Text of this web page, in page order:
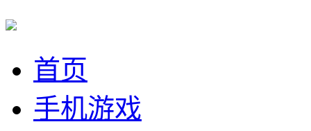
首页
手机游戏